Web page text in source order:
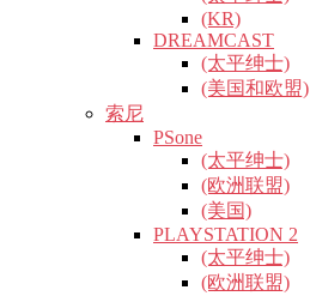
(KR)
DREAMCAST
(太平绅士)
(美国和欧盟)
索尼
PSone
(太平绅士)
(欧洲联盟)
(美国)
PLAYSTATION 2
(太平绅士)
(欧洲联盟)